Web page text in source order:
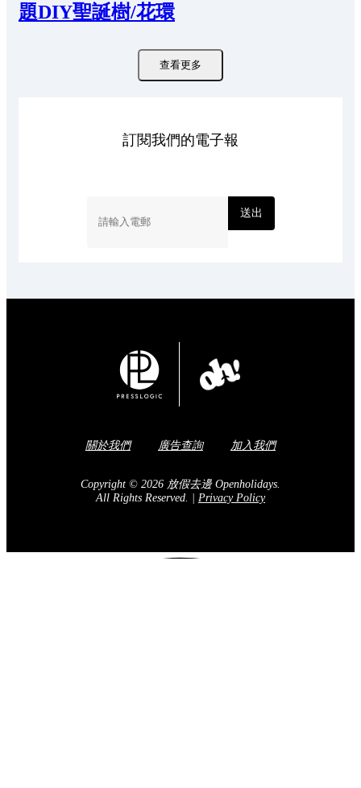
題DIY聖誕樹/花環
查看更多
訂閱我們的電子報
送出
關於我們 廣告查詢 加入我們
Copyright © 2026 放假去邊 Openholidays.
All Rights Reserved.
Privacy Policy